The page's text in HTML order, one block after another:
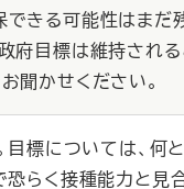
きる可能性はまだ
府目標は維持され
聞かせください。
。目標については、何
恐らく接種能力と見